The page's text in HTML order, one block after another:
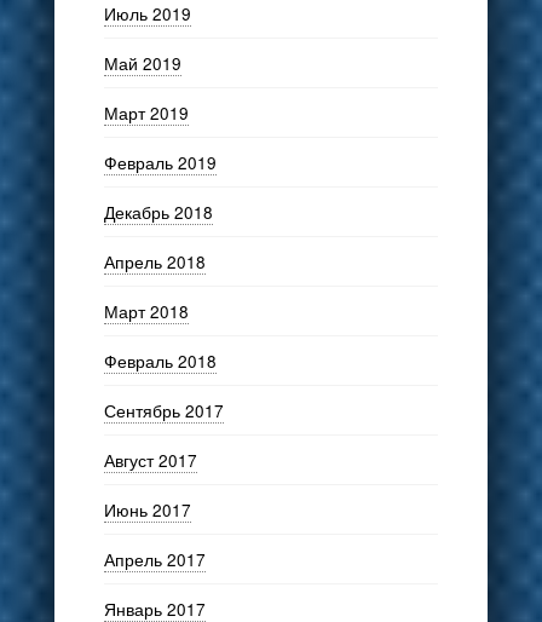
Июль 2019
Май 2019
Март 2019
Февраль 2019
Декабрь 2018
Апрель 2018
Март 2018
Февраль 2018
Сентябрь 2017
Август 2017
Июнь 2017
Апрель 2017
Январь 2017